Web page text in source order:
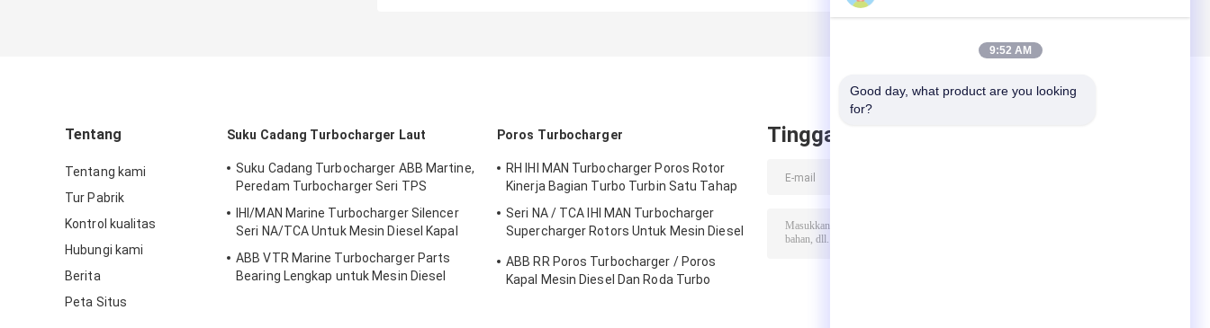
Tentang
Tentang kami
Tur Pabrik
Kontrol kualitas
Hubungi kami
Berita
Peta Situs
Suku Cadang Turbocharger Laut
Suku Cadang Turbocharger ABB Martine,
Peredam Turbocharger Seri TPS
IHI/MAN Marine Turbocharger Silencer
Seri NA/TCA Untuk Mesin Diesel Kapal
ABB VTR Marine Turbocharger Parts
Bearing Lengkap untuk Mesin Diesel
Poros Turbocharger
RH IHI MAN Turbocharger Poros Rotor
Kinerja Bagian Turbo Turbin Satu Tahap
Seri NA / TCA IHI MAN Turbocharger
Supercharger Rotors Untuk Mesin Diesel
ABB RR Poros Turbocharger / Poros
Kapal Mesin Diesel Dan Roda Turbo
Tinggalkan pesan
9:52 AM
Good day, what product are you looking
for?